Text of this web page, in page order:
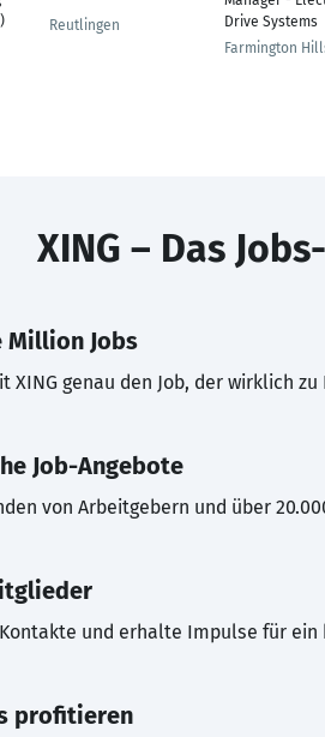
Reutlingen
Drive Systems
Farmington
XING – Das
Million Jobs
XING genau den Job, der wirklich zu
Job-Angebote
von Arbeitgebern und über
und erhalte Impulse für ein
profitieren